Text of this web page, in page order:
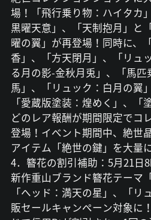
場！「飛行乗り物：ハイタカ
黒曜天意」、「天制抱月」と
曜の翼」が再登場！同時に、
香」、「方天閉月」、「リュ
る月の影-金秋月兎」、「馬匹
馬」、「リュック：白月の翼
「愛蔵版塗装：煌めく」、「
どのレア報酬が期間限定でコ
登場！イベント期間中、絶世
アイテム「絶世の鍵」を大量
4．簪花の割引補助：5月21日8
新作重山ブランド簪花テーマ
「ヘッド：満天の星」、「リ
販セールキャンペーン対象に